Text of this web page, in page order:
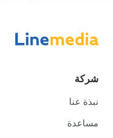
شركة
نبذة عنا
مساعدة